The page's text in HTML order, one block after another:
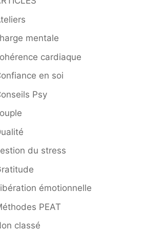
mentale
cardiaque
en soi
Psy
du stress
émotionnelle
PEAT
classé